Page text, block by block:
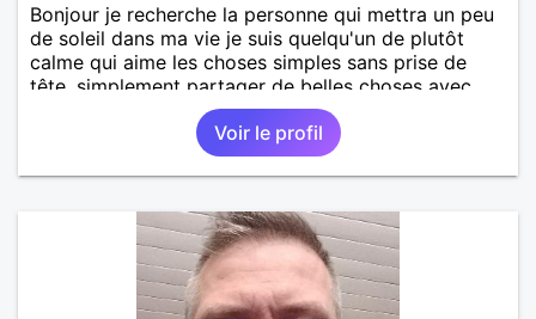
Bonjour je recherche la personne qui mettra un peu
de soleil dans ma vie je suis quelqu'un de plutôt
calme qui aime les choses simples sans prise de
tête, simplement partager de belles choses avec
une personne qui me ressemble .
Voir le profil